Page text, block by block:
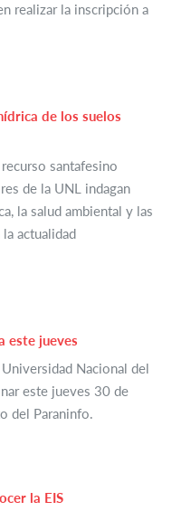
realizar la inscripción a
de los suelos
santafesino
de la UNL indagan
la salud ambiental y las
actualidad
este jueves
Nacional del
este jueves 30 de
del Paraninfo.
la EIS